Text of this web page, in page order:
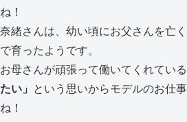
ね！
奈緒さんは、幼い頃にお父さんを亡
で育ったようです。
お母さんが頑張って働いてくれてい
たい」
という思いからモデルのお仕
ね！